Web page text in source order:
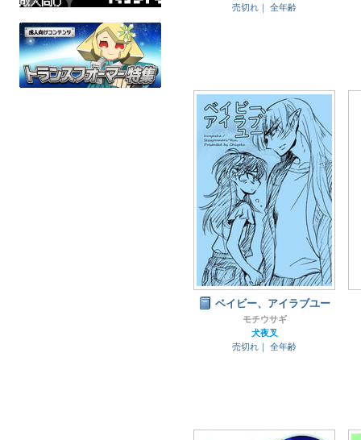
売切れ｜
全年齢
ベイビー、アイラブユー
モチウサギ
犬夜叉
売切れ｜
全年齢